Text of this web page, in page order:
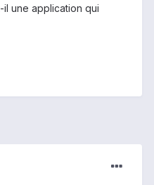
une application qui